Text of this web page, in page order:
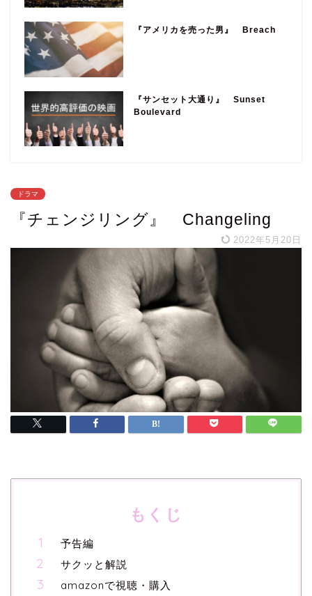
『アメリカを売った男』 Breach
『サンセット大通り』 Sunset
Boulevard
ドラマ
『チェンジリング』 Changeling
2022年5月20日
もくじ
予告編
サクッと解説
amazonで視聴・購入